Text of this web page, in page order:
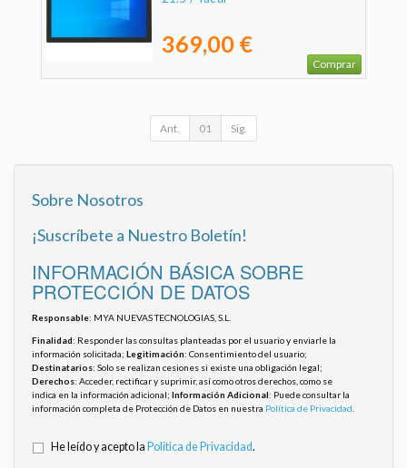
369,00 €
Comprar
Ant. 01 Sig.
Sobre Nosotros
¡Suscríbete a Nuestro Boletín!
INFORMACIÓN BÁSICA SOBRE
PROTECCIÓN DE DATOS
Responsable: MYA NUEVAS TECNOLOGIAS, S.L.
Finalidad: Responder las consultas planteadas por el usuario y enviarle la
información solicitada; Legitimación: Consentimiento del usuario;
Destinatarios: Solo se realizan cesiones si existe una obligación legal;
Derechos: Acceder, rectificar y suprimir, así como otros derechos, como se
indica en la información adicional; Información Adicional: Puede consultar la
información completa de Protección de Datos en nuestra Política de Privacidad
He leído y acepto la Política de Privacidad.